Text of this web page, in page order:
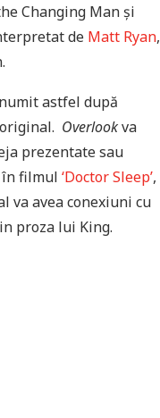
Changing Man și
de Matt Ryan,
astfel după
Overlookva
prezentate sau
în filmul ‘Doctor Sleep’,
va avea conexiuni cu
proza lui King.